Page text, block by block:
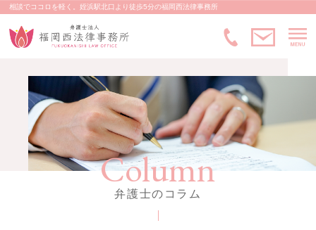
相談でココロを軽く。姪浜駅北口より徒歩5分の福岡西法律事務所
092- メ
Column
弁護士のコラム